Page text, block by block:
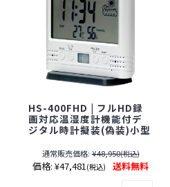
HS-400FHD | フルHD録
画対応温湿度計機能付デ
ジタル時計擬装(偽装)小型
カメラ【SALE】【すぐ発
(即日発送)】【防犯カメ
ラ】【監視カメラ】【セ
キュリティーカメラ】【小
通常販売価格: ¥48,950(税込)
価格: ¥47,481(税込) 送料無料